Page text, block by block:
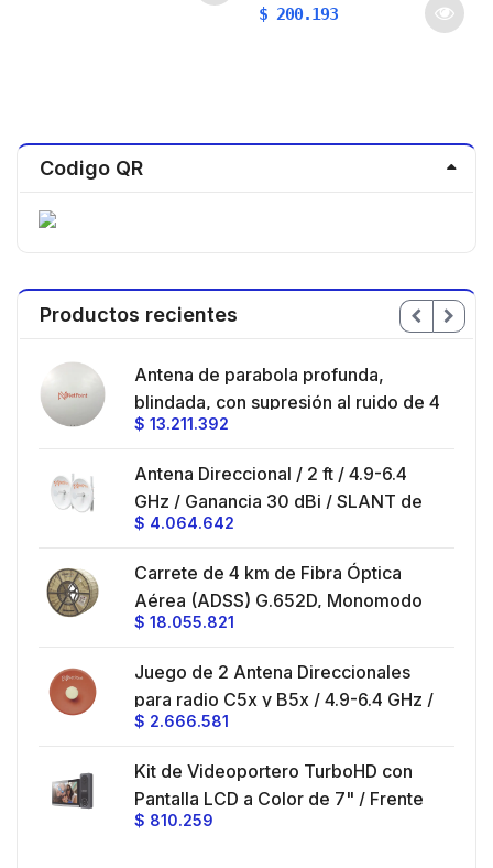
$ 200.193
Codigo QR
Productos recientes
Antena de parabola profunda,
blindada, con supresión al ruido de 4
ft, 5.9-7.2 GHz, Ganancia 36 dBi con
hasta 80 km, Conectores N-hembra,
montaje con alineación milimétrica.
$ 13.211.392
Antena Direccional / 2 ft / 4.9-6.4
GHz / Ganancia 30 dBi / SLANT de
45 ° y 90 ° / Conector N-Hembra /
$ 4.064.642
Carrete de 4 km de Fibra Óptica
Aérea (ADSS) G.652D, Monomodo
de 24 Hilos, Exterior, Span 200,
$ 18.055.821
Juego de 2 Antena Direccionales
para radio C5x y B5x / 4.9-6.4 GHz /
Ganancia 27 dBi / Montaje incluido.
$ 2.666.581
Kit de Videoportero TurboHD con
Pantalla LCD a Color de 7" / Frente
de Calle para Exterior de
$ 810.259